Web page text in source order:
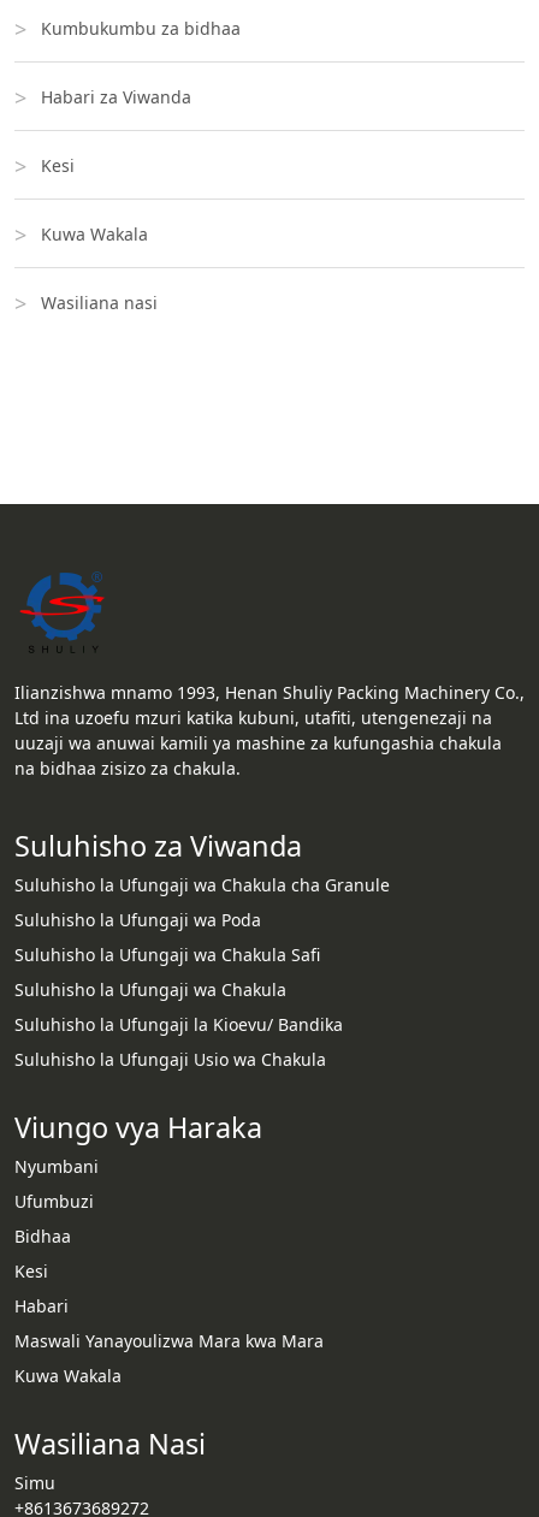
Kumbukumbu za bidhaa
Habari za Viwanda
Kesi
Kuwa Wakala
Wasiliana nasi
Ilianzishwa mnamo 1993, Henan Shuliy Packing Machinery Co.,
Ltd ina uzoefu mzuri katika kubuni, utafiti, utengenezaji na
uuzaji wa anuwai kamili ya mashine za kufungashia chakula
na bidhaa zisizo za chakula.
Suluhisho za Viwanda
Suluhisho la Ufungaji wa Chakula cha Granule
Suluhisho la Ufungaji wa Poda
Suluhisho la Ufungaji wa Chakula Safi
Suluhisho la Ufungaji wa Chakula
Suluhisho la Ufungaji la Kioevu/ Bandika
Suluhisho la Ufungaji Usio wa Chakula
Viungo vya Haraka
Nyumbani
Ufumbuzi
Bidhaa
Kesi
Habari
Maswali Yanayoulizwa Mara kwa Mara
Kuwa Wakala
Wasiliana Nasi
Simu
+8613673689272